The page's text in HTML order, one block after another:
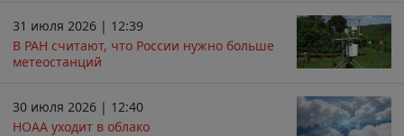
31 июля 2026 | 12:39
В РАН считают, что России нужно больше
метеостанций
30 июля 2026 | 12:40
НОАА уходит в облако